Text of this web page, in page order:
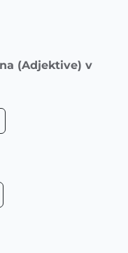
(Adjektive) v